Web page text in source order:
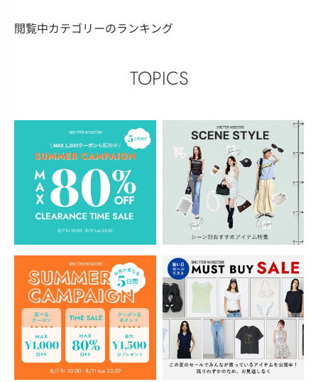
閲覧中カテゴリーのランキング
TOPICS